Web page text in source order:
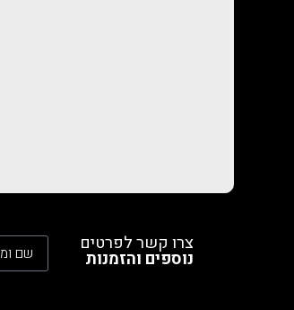
צרו קשר לפרטים
נוספים והזמנות